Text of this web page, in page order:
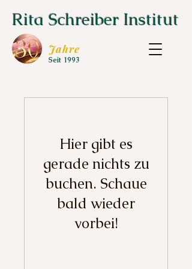
Rita Schreiber Institut
Jahre
Seit 1993
Hier gibt es
gerade nichts zu
buchen. Schaue
bald wieder
vorbei!